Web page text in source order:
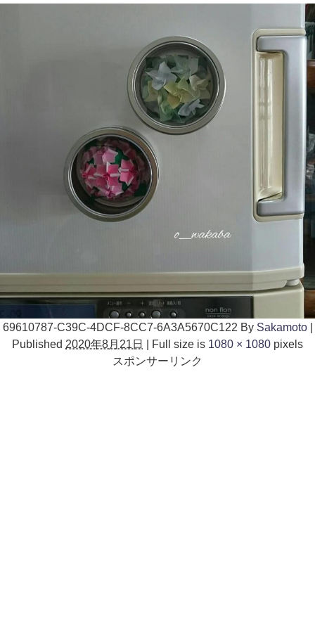
69610787-C39C-4DCF-8CC7-6A3A5670C122 By Sakamoto
Published 2020年8月21日 Full size is 1080 × 1080 pixels
スポンサーリンク